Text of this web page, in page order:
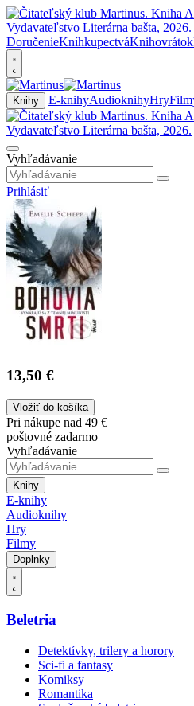
DoručenieKníhkupectváKnihovrátok
Knihy E-knihyAudioknihyHry
Vyhľadávanie
Prihlásiť
13,50 €
Vložiť do košíka
Pri nákupe nad 49 €
poštovné zadarmo
Vyhľadávanie
Knihy
E-knihy
Audioknihy
Hry
Filmy
Doplnky
Beletria
Detektívky, trilery a horory
Sci-fi a fantasy
Komiksy
Romantika